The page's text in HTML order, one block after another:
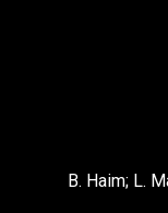
B. Haim; L.